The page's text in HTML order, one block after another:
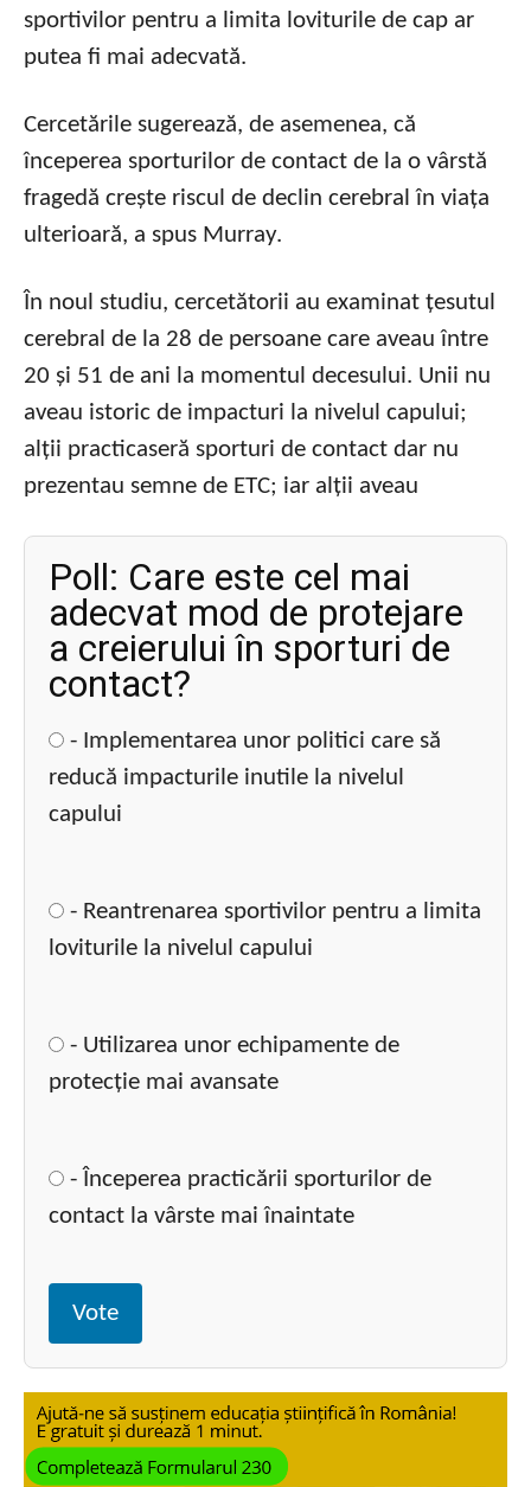
sportivilor pentru a limita loviturile de cap ar
putea fi mai adecvată.
Cercetările sugerează, de asemenea, că
începerea sporturilor de contact de la o vârstă
fragedă crește riscul de declin cerebral în viața
ulterioară, a spus Murray.
În noul studiu, cercetătorii au examinat țesutul
cerebral de la 28 de persoane care aveau între
20 și 51 de ani la momentul decesului. Unii nu
aveau istoric de impacturi la nivelul capului;
alții practicaseră sporturi de contact dar nu
prezentau semne de ETC; iar alții aveau
Poll: Care este cel mai
adecvat mod de protejare
a creierului în sporturi de
contact?
- Implementarea unor politici care să
reducă impacturile inutile la nivelul
capului
- Reantrenarea sportivilor pentru a limita
loviturile la nivelul capului
- Utilizarea unor echipamente de
protecție mai avansate
- Începerea practicării sporturilor de
contact la vârste mai înaintate
Vote